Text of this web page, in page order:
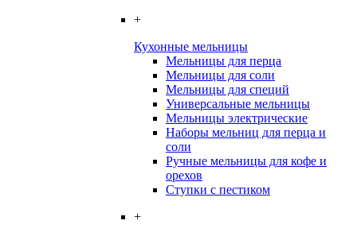
+
Кухонные мельницы
Мельницы для перца
Мельницы для соли
Мельницы для специй
Универсальные мельницы
Мельницы электрические
Наборы мельниц для перца и
соли
Ручные мельницы для кофе и
орехов
Ступки с пестиком
+